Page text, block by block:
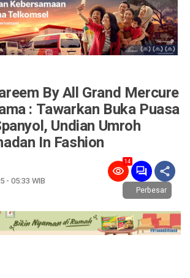
By All Grand Mercure
: Tawarkan Buka Puasa
Undian Umroh
In Fashion
- 05:33 WIB
14
Perbesar